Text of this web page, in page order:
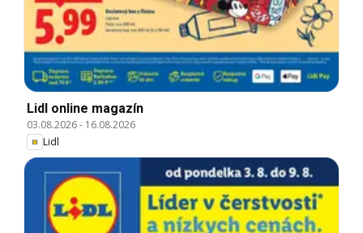
Lidl online magazín
03.08.2026- 16.08.2026
Lidl